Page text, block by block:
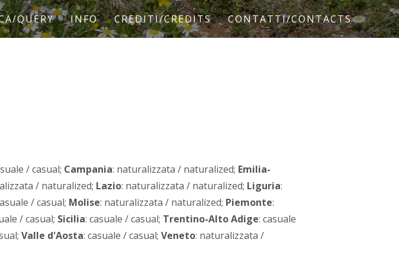
QUERY INFO CREDITI/CREDITS CONTATTI/CONTACTS
/ casual; Campania: naturalizzata / naturalized; Emilia-
/ naturalized; Lazio: naturalizzata / naturalized; Liguria:
/ casual; Molise: naturalizzata / naturalized; Piemonte:
/ casual; Sicilia: casuale / casual; Trentino-Alto Adige: casuale
Valle d'Aosta: casuale / casual; Veneto: naturalizzata /